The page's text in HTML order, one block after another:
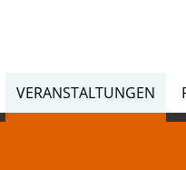
VERANSTALTUNGEN